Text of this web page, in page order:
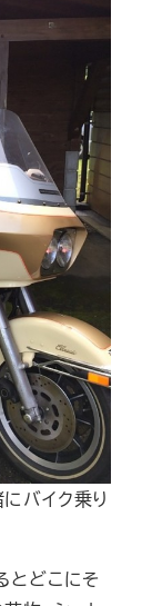
バイク乗り
どこにそ